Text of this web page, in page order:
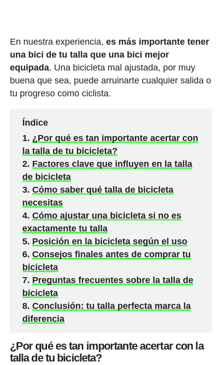
En nuestra experiencia, es más importante tener
una bici de tu talla que una bici mejor
equipada. Una bicicleta mal ajustada, por muy
buena que sea, puede arruinarte cualquier salida o
tu progreso como ciclista.
Índice
¿Por qué es tan importante acertar con
la talla de tu bicicleta?
Factores clave que influyen en la talla
de bicicleta
Cómo saber qué talla de bicicleta
necesitas
Cómo ajustar una bicicleta si no es
exactamente tu talla
Posición en la bicicleta según el uso
Consejos finales antes de comprar tu
bicicleta
Preguntas frecuentes sobre la talla de
bicicleta
Conclusión: tu talla perfecta marca la
diferencia
¿Por qué es tan importante acertar con la
talla de tu bicicleta?